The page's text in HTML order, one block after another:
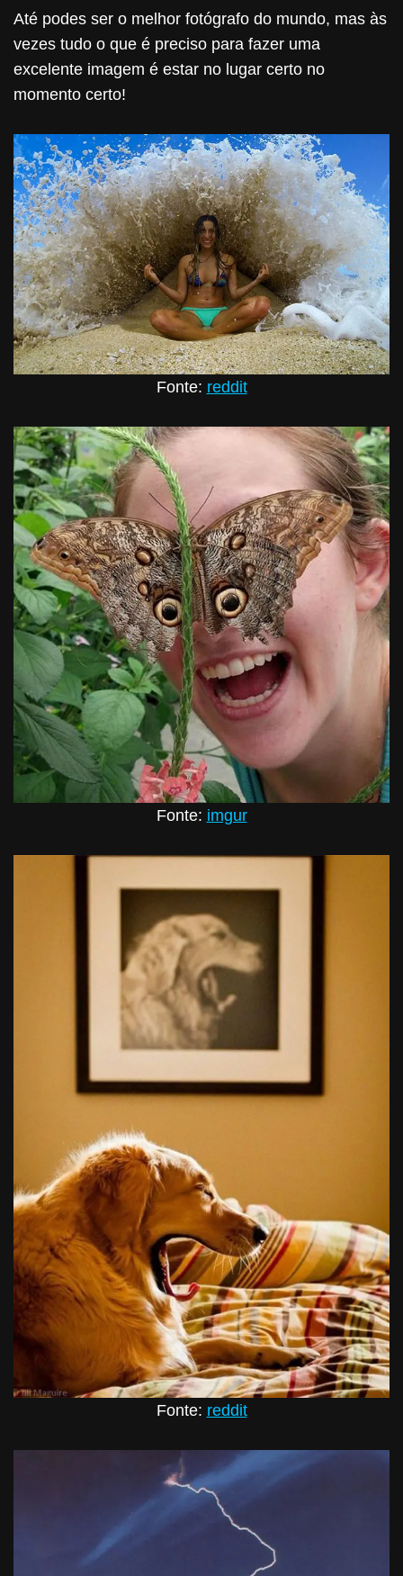
Até podes ser o melhor fotógrafo do mundo, mas às
vezes tudo o que é preciso para fazer uma
excelente imagem é estar no lugar certo no
momento certo!
Fonte: reddit
Fonte: imgur
Fonte: reddit